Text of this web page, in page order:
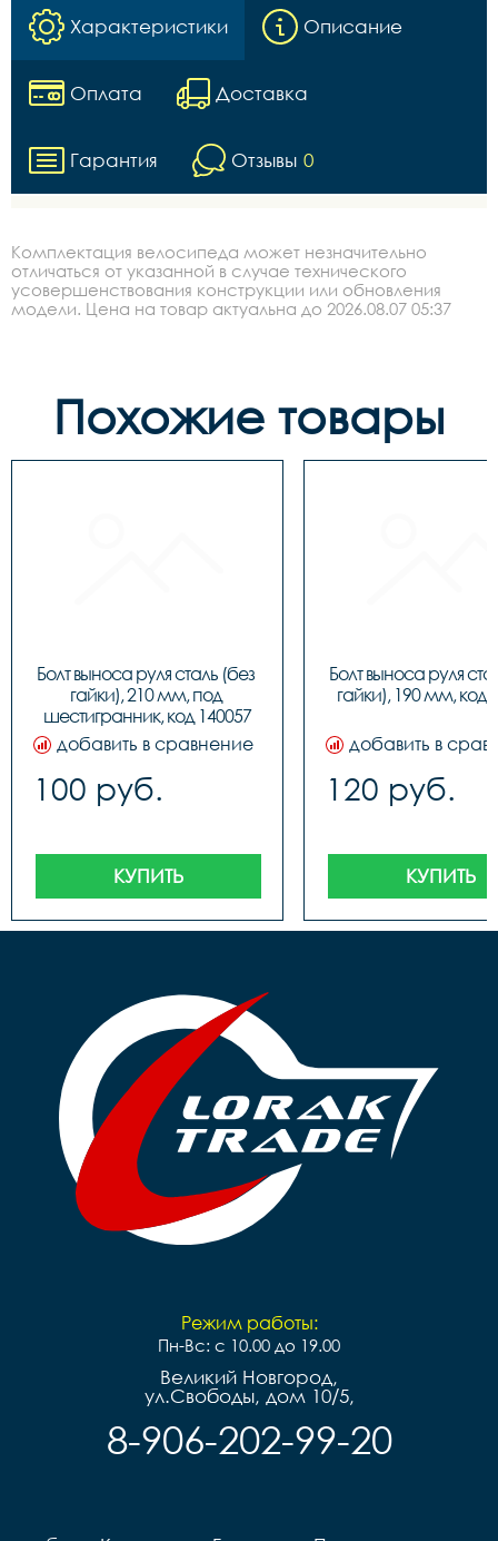
Характеристики Описание
Оплата Доставка
Гарантия Отзывы 0
Комплектация велосипеда может незначительно
отличаться от указанной в случае технического
усовершенствования конструкции или обновления
модели. Цена на товар актуальна до 2026.08.07 05:37
Похожие товары
Болт выноса руля сталь (без
гайки), 210 мм, под
шестигранник, код 140057
добавить в сравнение
100 руб.
КУПИТЬ
Болт выноса руля
гайки), 190 мм, код
добавить в
120 руб.
КУПИТЬ
Режим работы:
Пн-Вс: с 10.00 до 19.00
Великий Новгород,
ул.Свободы, дом 10/5,
8-906-202-99-20